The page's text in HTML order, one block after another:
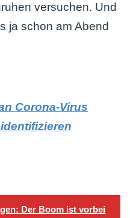
versuchen. Und
ja schon am Abend
Corona-Virus
Der Boom ist vorbei